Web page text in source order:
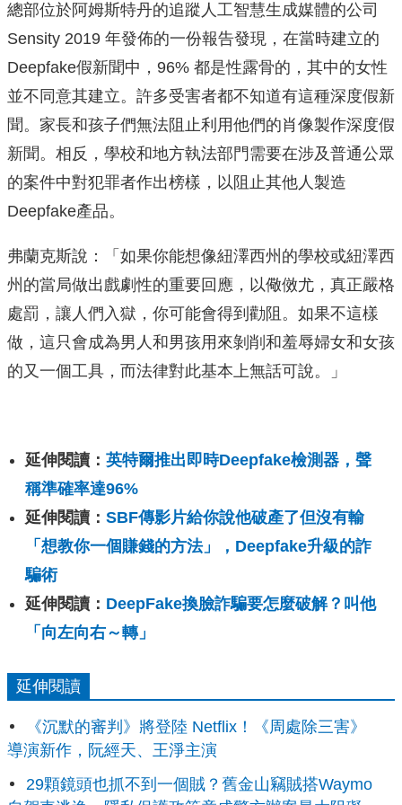
總部位於阿姆斯特丹的追蹤人工智慧生成媒體的公司
Sensity 2019 年發佈的一份報告發現，在當時建立的
Deepfake假新聞中，96% 都是性露骨的，其中的女性
並不同意其建立。許多受害者都不知道有這種深度假新
聞。家長和孩子們無法阻止利用他們的肖像製作深度假
新聞。相反，學校和地方執法部門需要在涉及普通公眾
的案件中對犯罪者作出榜樣，以阻止其他人製造
Deepfake產品。
弗蘭克斯說：「如果你能想像紐澤西州的學校或紐澤西
州的當局做出戲劇性的重要回應，以儆傚尤，真正嚴格
處罰，讓人們入獄，你可能會得到勸阻。如果不這樣
做，這只會成為男人和男孩用來剝削和羞辱婦女和女孩
的又一個工具，而法律對此基本上無話可說。」
延伸閱讀： 英特爾推出即時Deepfake檢測器，聲
稱準確率達96%
延伸閱讀： SBF傳影片給你說他破產了但沒有輸
「想教你一個賺錢的方法」，Deepfake升級的詐
騙術
延伸閱讀： DeepFake換臉詐騙要怎麼破解？叫他
「向左向右～轉」
延伸閱讀
《沉默的審判》將登陸 Netflix！《周處除三害》
導演新作，阮經天、王淨主演
29顆鏡頭也抓不到一個賊？舊金山竊賊搭Waymo